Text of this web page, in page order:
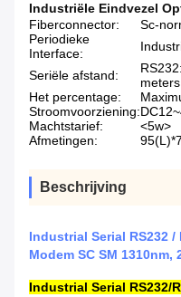
Industriële Eindvezel
Fiberconnector:
Sc-
Periodieke
Interface:
Seriële afstand:
meters
Het percentage:
Stroomvoorziening:
Machtstarief:
<5w>
Afmetingen:
Beschrijving
Industrial Serial RS232 /
Modem SC SM 1310nm,
Industrial Serial RS232/